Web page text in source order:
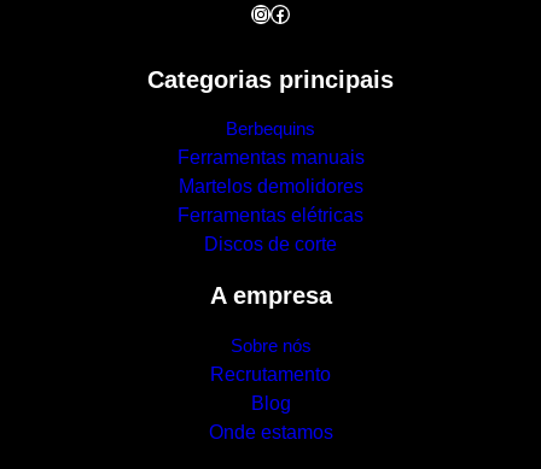
InstagramFacebook
Categorias principais
Berbequins
Ferramentas manuais
Martelos demolidores
Ferramentas elétricas
Discos de corte
A empresa
Sobre nós
Recrutamento
Blog
Onde estamos